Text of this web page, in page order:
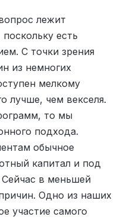
лежит
есть
C точки зрения
из немногих
мелкому
лучше, чем векселя.
то мы
подхода.
обычное
капитал и под
в меньшей
Одно из наших
участие самого